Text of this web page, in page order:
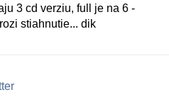
3 cd verziu, full je na 6 -
stiahnutie... dik